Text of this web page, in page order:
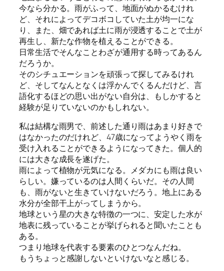
今なら分かる。雨がふって、地面がぬかるむけれ
ど、それによってデコボコしていた土が均一にな
り、また、畑であれば土に雨が浸透することで土が
再生し、新たな作物を植えることができる。
日常生活でそんなことわざが通用する時ってあるん
だろうか。
そのシチュエーションを頑張って探してみるけれ
ど、そしてなんとなくは浮かんでくるんだけど、言
語化するほどの思い出がない自分は、もしかすると
経験が足りていないのかもしれない。
私は結構な雨男で、前述した通り雨はあまり好きで
はなかったのだけれど、47歳になってようやく雨を
受け入れることができるようになってきた。個人的
には大きな成長を遂げた。
雨によって植物が元気になる。メダカにも雨は良い
らしい。嫌っているのは人間くらいだ。その人間
も、雨がないと生きていけないだろう。地上にある
水分が全部干上がってしまうから。
地球という星の大きな特徴の一つに、安定した水が
地表に残っていることが挙げられると聞いたことも
ある。
つまり地球を代表する要素のひとつなんだね。
もうちょっと感謝しないといけないなと感じる。